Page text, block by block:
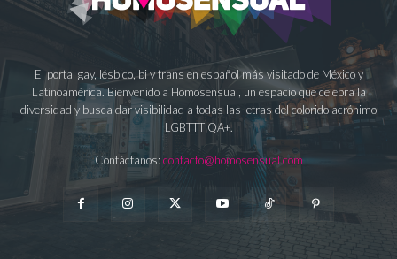
El portal gay, lésbico, bi y trans en español más visitado de México y
Latinoamérica. Bienvenido a Homosensual, un espacio que celebra la
diversidad y busca dar visibilidad a todas las letras del colorido acrónimo
LGBTTTIQA+.
Contáctanos: contacto@homosensual.com